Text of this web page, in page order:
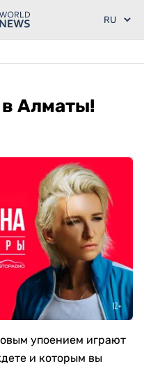
Алматы!
упоением играют
и которым вы